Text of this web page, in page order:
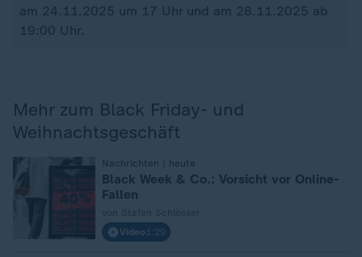
am 24.11.2025 um 17 Uhr und am 28.11.2025 ab
19:00 Uhr.
Mehr zum Black Friday- und
Weihnachtsgeschäft
Nachrichten | heute
Black Week & Co.: Vorsicht vor Online-
Fallen
Video 1:29